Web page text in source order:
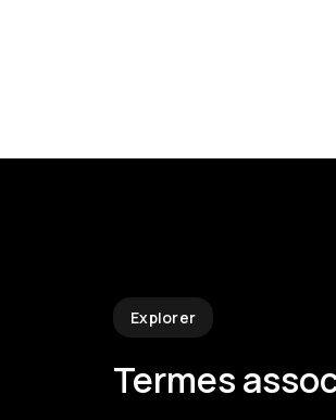
Explorer
Termes